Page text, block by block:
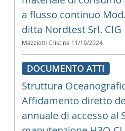
a flusso continuo
ditta Nordtest Srl. CIG
Mazziotti Cristina 11/10/2024
DOCUMENTO ATTI
Struttura
Affidamento diretto
annuale di accesso al